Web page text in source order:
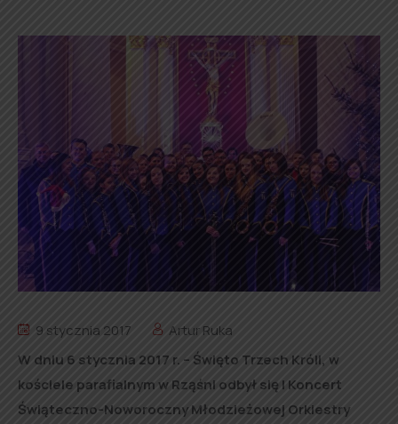
9 stycznia 2017
Artur Ruka
W dniu 6 stycznia 2017 r. – Święto Trzech Króli, w
kościele parafialnym w Rząśni odbył się I Koncert
Świąteczno-Noworoczny Młodzieżowej Orkiestry